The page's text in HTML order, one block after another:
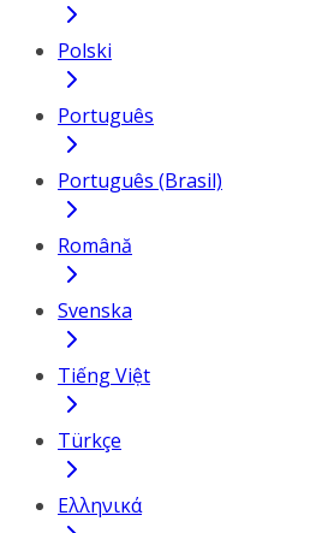
Polski
Português
Português (Brasil)
Română
Svenska
Tiếng Việt
Türkçe
Ελληνικά